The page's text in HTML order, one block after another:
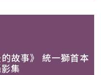
的故事》 統一獅首本
集